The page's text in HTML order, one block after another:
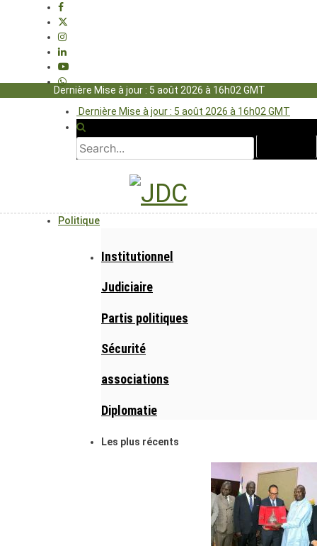
Dernière Mise à jour : 5 août 2026 à 16h02 GMT
Dernière Mise à jour : 5 août 2026 à 16h02 GMT
Politique
Institutionnel
Judiciaire
Partis politiques
Sécurité
associations
Diplomatie
Les plus récents